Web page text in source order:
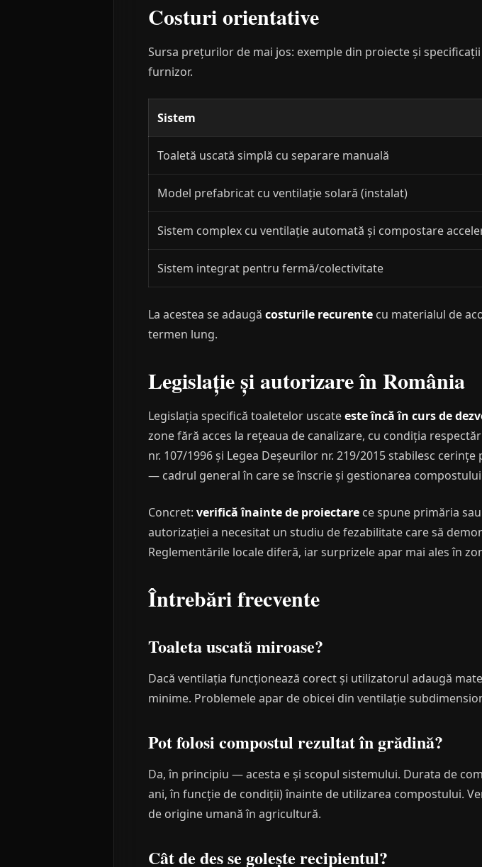
Costuri orientative
Sursa prețurilor de mai jos: exemple din proiecte și
furnizor.
Sistem
Toaletă uscată simplă cu separare manuală
Model prefabricat cu ventilație solară (instalat)
Sistem complex cu ventilație automată și compostare
Sistem integrat pentru fermă/colectivitate
La acestea se adaugă costurile recurente cu materialul de
termen lung.
Legislație și autorizare în România
Legislația specifică toaletelor uscateeste încă în curs de
zone fără acces la rețeaua de canalizare, cu condiția
nr. 107/1996 și Legea Deșeurilor nr. 219/2015 stabilesc
— cadrul general în care se înscrie și gestionarea
Concret: verifică înainte de proiectare ce spune primăria
autorizației a necesitat un studiu de fezabilitate care să
Reglementările locale diferă, iar surprizele apar mai ales în
Întrebări frecvente
Toaleta uscată miroase?
Dacă ventilația funcționează corect și utilizatorul adaugă
minime. Problemele apar de obicei din ventilație
Pot folosi compostul rezultat în grădină?
Da, în principiu — acesta e și scopul sistemului. Durata de
ani, în funcție de condiții) înainte de utilizarea compostului.
de origine umană în agricultură.
Cât de des se golește recipientul?